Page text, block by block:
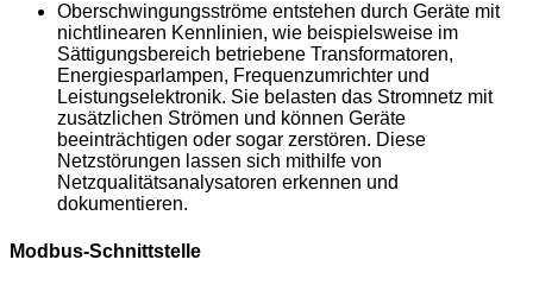
Oberschwingungsströme entstehen durch Geräte mit
nichtlinearen Kennlinien, wie beispielsweise im
Sättigungsbereich betriebene Transformatoren,
Energiesparlampen, Frequenzumrichter und
Leistungselektronik. Sie belasten das Stromnetz mit
zusätzlichen Strömen und können Geräte
beeinträchtigen oder sogar zerstören. Diese
Netzstörungen lassen sich mithilfe von
Netzqualitätsanalysatoren erkennen und
dokumentieren.
Modbus-Schnittstelle